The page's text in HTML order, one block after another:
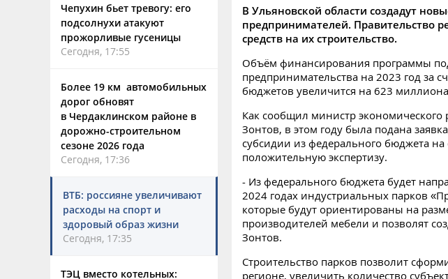
Чепухин бьет тревогу: его
подсолнухи атакуют
прожорливые гусеницы
Сегодня, 17:55
Более 19 км автомобильных
дорог обновят
в Чердаклинском районе в
дорожно-строительном
сезоне 2026 года
Сегодня, 17:36
ВТБ: россияне увеличивают
расходы на спорт и
здоровый образ жизни
Сегодня, 17:35
ТЭЦ вместо котельных:
В Ульяновской области создадут
предпринимателей. Правительство
средств на их строительство.
Объём финансирования программы
предпринимательства на 2023 год за
бюджетов увеличится на 623
Как сообщил министр
Зонтов, в этом году была подана
субсидии из федерального бюджета
положительную экспертизу.
- Из федерального бюджета будет
2024 годах индустриальных парков
которые будут ориентированы на
производителей мебели и позволят
Зонтов.
Строительство парков позволит
регионе, увеличить количество